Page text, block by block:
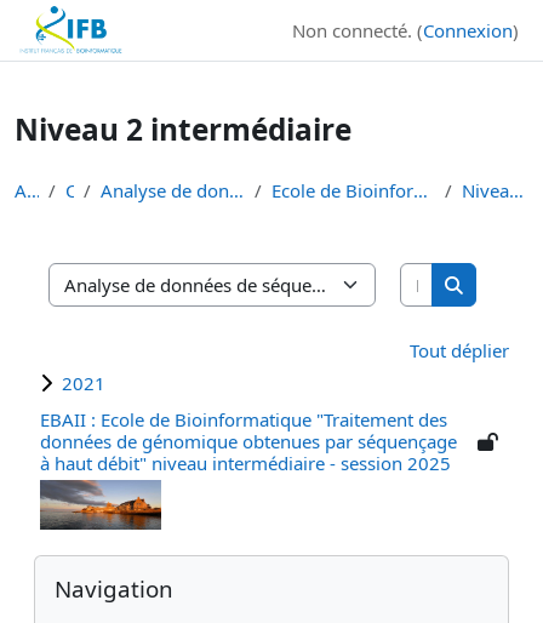
Institut Français de Bioinformatique - Les formations
Passer au contenu principal
Non connecté. (Connexion)
Niveau 2 intermédiaire
Accueil Cours Analyse de données de séquençage haut débit Ecole de Bioinformatique - IFB - Inserm - INRAe EB... Niveau 2 intermédiaire
Catégories de cours
Rechercher
Tout déplier
2021
EBAII : Ecole de Bioinformatique "Traitement des
données de génomique obtenues par séquençage
à haut débit" niveau intermédiaire - session 2025
Blocs
Passer Navigation
Navigation